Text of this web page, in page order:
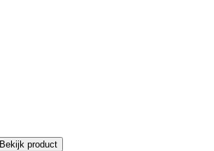
Bekijk product